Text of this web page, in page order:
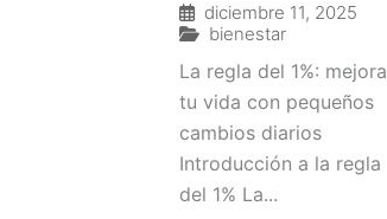
diciembre 11, 2025
bienestar
La regla del 1%: mejora
tu vida con pequeños
cambios diarios
Introducción a la regla
del 1% La...